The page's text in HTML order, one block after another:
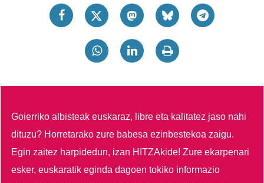
Goierriko albisteak euskaraz, libre eta kalitatez jaso nahi
dituzu? Horretarako zure babesa ezinbestekoa zaigu.
Egin zaitez harpidedun, izan HITZAkide!Zure ekarpenari
esker, euskaratik eginda dagoen tokiko informazio